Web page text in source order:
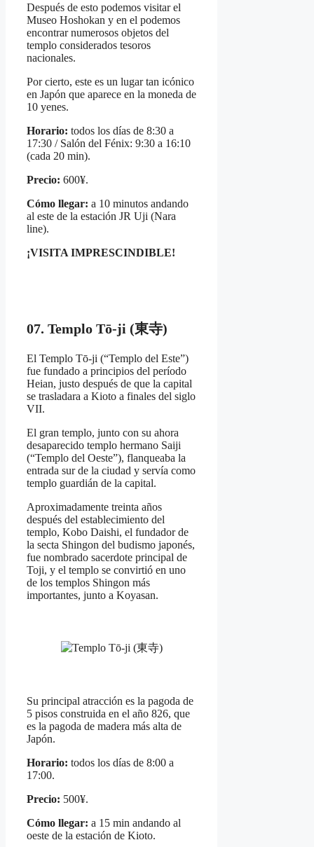
Después de esto podemos visitar el
Museo Hoshokan y en el podemos
encontrar numerosos objetos del
templo considerados tesoros
nacionales.
Por cierto, este es un lugar tan icónico
en Japón que aparece en la moneda de
10 yenes.
Horario: todos los días de 8:30 a
17:30 / Salón del Fénix: 9:30 a 16:10
(cada 20 min).
Precio: 600¥.
Cómo llegar: a 10 minutos andando
al este de la estación JR Uji (Nara
line).
¡VISITA IMPRESCINDIBLE!
07. Templo Tō-ji (東寺)
El Templo Tō-ji (“Templo del Este”)
fue fundado a principios del período
Heian, justo después de que la capital
se trasladara a Kioto a finales del siglo
VII.
El gran templo, junto con su ahora
desaparecido templo hermano Saiji
(“Templo del Oeste”), flanqueaba la
entrada sur de la ciudad y servía como
templo guardián de la capital.
Aproximadamente treinta años
después del establecimiento del
templo, Kobo Daishi, el fundador de
la secta Shingon del budismo japonés,
fue nombrado sacerdote principal de
Toji, y el templo se convirtió en uno
de los templos Shingon más
importantes, junto a Koyasan.
Su principal atracción es la pagoda de
5 pisos construida en el año 826, que
es la pagoda de madera más alta de
Japón.
Horario: todos los días de 8:00 a
17:00.
Precio: 500¥.
Cómo llegar: a 15 min andando al
oeste de la estación de Kioto.